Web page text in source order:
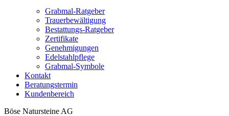
Grabmal-Ratgeber
Trauerbewältigung
Bestattungs-Ratgeber
Zertifikate
Genehmigungen
Edelstahlpflege
Grabmal-Symbole
Kontakt
Beratungstermin
Kundenbereich
Böse Natursteine AG